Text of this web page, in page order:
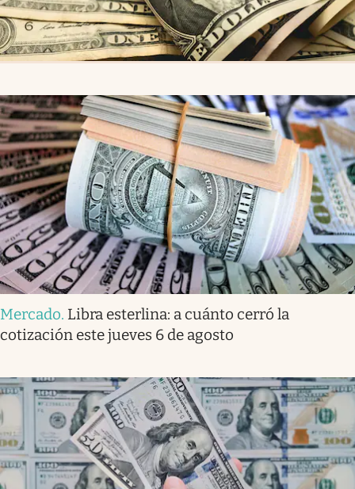
Mercado. Libra esterlina: a cuánto cerró la
cotización este jueves 6 de agosto